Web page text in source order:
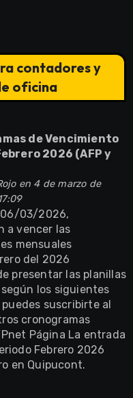
contadores y
oficina
de Vencimiento
2026 (AFP y
en 4 de marzo de
06/03/2026,
a vencer las
mensuales
del 2026
presentar las planillas
los siguientes
suscribirte al
cronogramas
Página La entrada
Febrero 2026
en Quipucont.